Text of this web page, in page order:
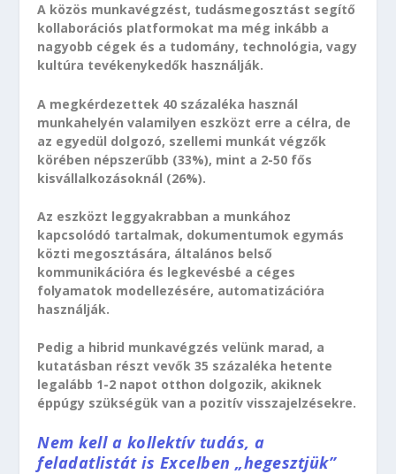
A közös munkavégzést, tudásmegosztást segítő
kollaborációs platformokat ma még inkább a
nagyobb cégek és a tudomány, technológia, vagy
kultúra tevékenykedők használják.
A megkérdezettek 40 százaléka használ
munkahelyén valamilyen eszközt erre a célra, de
az egyedül dolgozó, szellemi munkát végzők
körében népszerűbb (33%), mint a 2-50 fős
kisvállalkozásoknál (26%).
Az eszközt leggyakrabban a munkához
kapcsolódó tartalmak, dokumentumok egymás
közti megosztására, általános belső
kommunikációra és legkevésbé a céges
folyamatok modellezésére, automatizációra
használják.
Pedig a hibrid munkavégzés velünk marad, a
kutatásban részt vevők 35 százaléka hetente
legalább 1-2 napot otthon dolgozik, akiknek
éppúgy szükségük van a pozitív visszajelzésekre.
Nem kell a kollektív tudás, a
feladatlistát is Excelben „hegesztjük”